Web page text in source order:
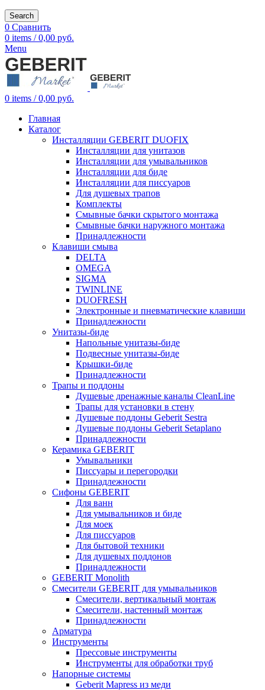
Search
0 Сравнить
0 items / 0,00 руб.
Menu
0 items / 0,00 руб.
Главная
Каталог
Инсталляции GEBERIT DUOFIX
Инсталляции для унитазов
Инсталляции для умывальников
Инсталляции для биде
Инсталляции для писсуаров
Для душевых трапов
Комплекты
Смывные бачки скрытого монтажа
Смывные бачки наружного монтажа
Принадлежности
Клавиши смыва
DELTA
OMEGA
SIGMA
TWINLINE
DUOFRESH
Электронные и пневматические клавиши
Принадлежности
Унитазы-биде
Напольные унитазы-биде
Подвесные унитазы-биде
Крышки-биде
Принадлежности
Трапы и поддоны
Душевые дренажные каналы CleanLine
Трапы для установки в стену
Душевые поддоны Geberit Sestra
Душевые поддоны Geberit Setaplano
Принадлежности
Керамика GEBERIT
Умывальники
Писсуары и перегородки
Принадлежности
Сифоны GEBERIT
Для ванн
Для умывальников и биде
Для моек
Для писсуаров
Для бытовой техники
Для душевых поддонов
Принадлежности
GEBERIT Monolith
Смесители GEBERIT для умывальников
Смесители, вертикальный монтаж
Смесители, настенный монтаж
Принадлежности
Арматура
Инструменты
Прессовые инструменты
Инструменты для обработки труб
Напорные системы
Geberit Mapress из меди